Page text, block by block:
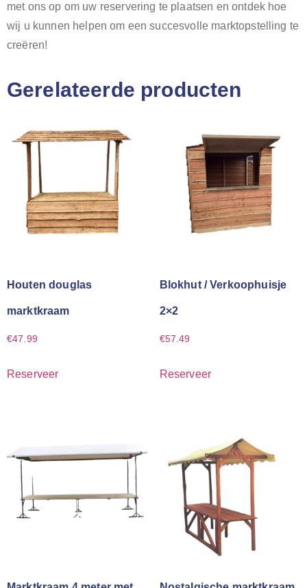
met ons op om uw reservering te plaatsen en ontdek hoe
wij u kunnen helpen om een succesvolle marktopstelling te
creëren!
Gerelateerde producten
Houten douglas
marktkraam
€47.99
Reserveer
Blokhut / Verkoophuisje
2×2
€57.49
Reserveer